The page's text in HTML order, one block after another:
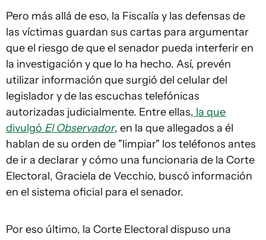
Pero más allá de eso, la Fiscalía y las defensas de
las víctimas guardan sus cartas para argumentar
que el riesgo de que el senador pueda interferir en
la investigación y que lo ha hecho. Así, prevén
utilizar información que surgió del celular del
legislador y de las escuchas telefónicas
autorizadas judicialmente. Entre ellas, la que
divulgó El Observador, en la que allegados a él
hablan de su orden de "limpiar" los teléfonos antes
de ir a declarar y cómo una funcionaria de la Corte
Electoral, Graciela de Vecchio, buscó información
en el sistema oficial para el senador.
Por eso último, la Corte Electoral dispuso una